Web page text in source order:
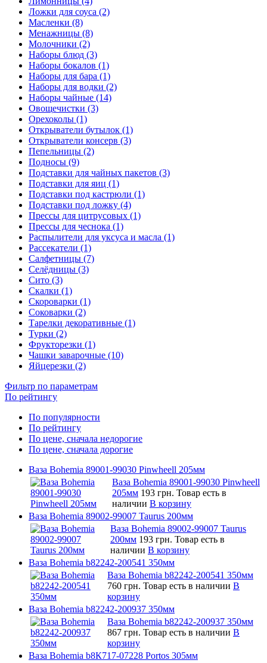
Ложки для соуса (2)
Масленки (8)
Менажницы (8)
Молочники (2)
Наборы блюд (3)
Наборы бокалов (1)
Наборы для бара (1)
Наборы для водки (2)
Наборы чайные (14)
Овощечистки (3)
Орехоколы (1)
Открыватели бутылок (1)
Открыватели консерв (3)
Пепельницы (2)
Подносы (9)
Подставки для чайных пакетов (3)
Подставки для яиц (1)
Подставки под кастрюли (1)
Подставки под ложку (4)
Прессы для цитрусовых (1)
Прессы для чеснока (1)
Распылители для уксуса и масла (1)
Рассекатели (1)
Салфетницы (7)
Селёдницы (3)
Сито (3)
Скалки (1)
Скороварки (1)
Соковарки (2)
Тарелки декоративные (1)
Турки (2)
Фрукторезки (1)
Чашки заварочные (10)
Яйцерезки (2)
Фильтр по параметрам
По рейтингу
По популярности
По рейтингу
По цене, сначала недорогие
По цене, сначала дорогие
Ваза Bohemia 89001-99030 Pinwheell 205мм
Ваза Bohemia 89001-99030 Pinwheell
205мм 193 грн. Товар есть в
наличии В корзину
Ваза Bohemia 89002-99007 Taurus 200мм
Ваза Bohemia 89002-99007 Taurus
200мм 193 грн. Товар есть в
наличии В корзину
Ваза Bohemia b82242-200541 350мм
Ваза Bohemia b82242-200541 350мм
760 грн. Товар есть в наличии В
корзину
Ваза Bohemia b82242-200937 350мм
Ваза Bohemia b82242-200937 350мм
867 грн. Товар есть в наличии В
корзину
Ваза Bohemia b8К717-07228 Portos 305мм